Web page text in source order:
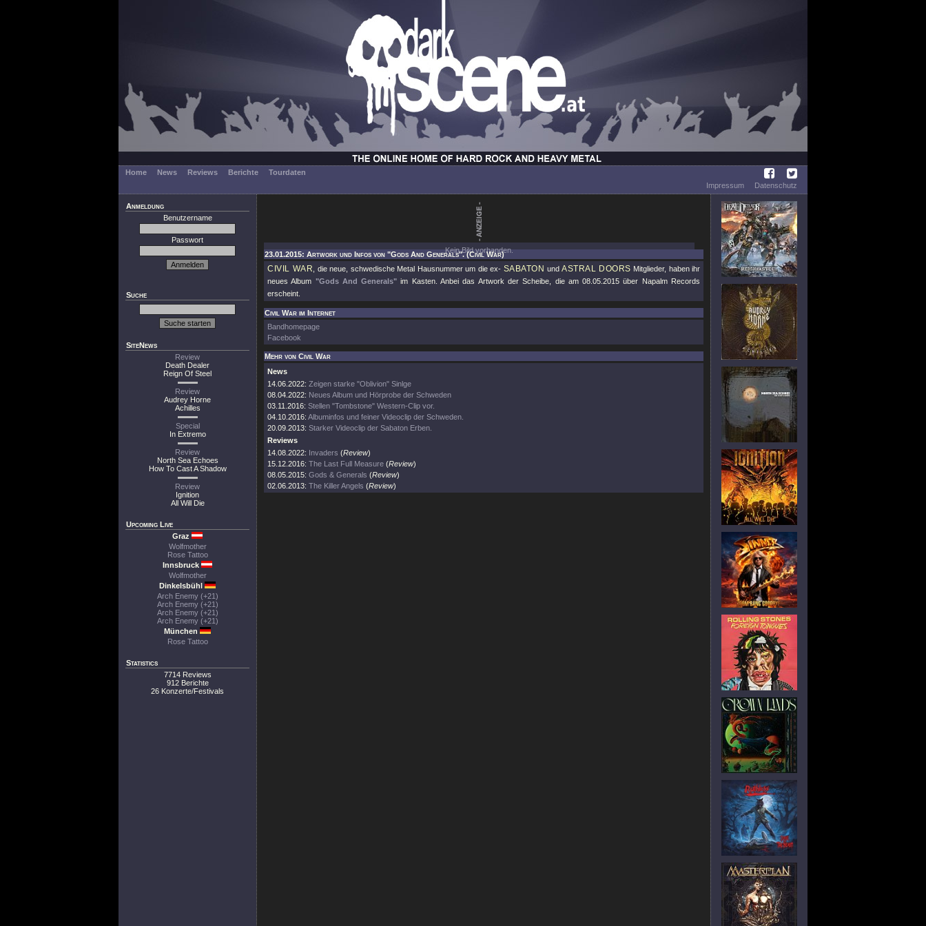
Home News Reviews Berichte
Tourdaten
Impressum
Datenschutz
Anmeldung
Benutzername
Passwort
Suche
SiteNews
Review
Death Dealer
Reign Of Steel
Review
Audrey Horne
Achilles
Special
In Extremo
Review
North Sea Echoes
How To Cast A Shadow
Review
Ignition
All Will Die
Upcoming Live
Graz
Wolfmother
Rose Tattoo
Innsbruck
Wolfmother
Dinkelsbühl
Arch Enemy (+21)
Arch Enemy (+21)
Arch Enemy (+21)
Arch Enemy (+21)
München
Rose Tattoo
Statistics
7714 Reviews
912 Berichte
26 Konzerte/Festivals
Kein Bild vorhanden.
23.01.2015: Artwork und Infos von "Gods And Generals". (Civil War)
CIVIL WAR , die neue, schwedische Metal Hausnummer um die ex- SABATON und ASTRAL DOORS Mitglieder, haben ihr
neues Album "Gods And Generals" im Kasten. Anbei das Artwork der Scheibe, die am 08.05.2015 über Napalm Records
erscheint.
Civil War im Internet
Bandhomepage
Facebook
Mehr von Civil War
News
14.06.2022: Zeigen starke "Oblivion" Sinlge
08.04.2022: Neues Album und Hörprobe der Schweden
03.11.2016: Stellen "Tombstone" Western-Clip vor.
04.10.2016: Albuminfos und feiner Videoclip der Schweden.
20.09.2013: Starker Videoclip der Sabaton Erben.
Reviews
14.08.2022: Invaders (Review)
15.12.2016: The Last Full Measure (Review)
08.05.2015: Gods & Generals (Review)
02.06.2013: The Killer Angels (Review)